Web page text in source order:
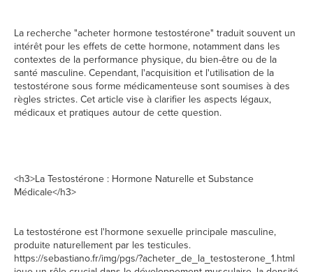
La recherche "acheter hormone testostérone" traduit souvent un
intérêt pour les effets de cette hormone, notamment dans les
contextes de la performance physique, du bien-être ou de la
santé masculine. Cependant, l'acquisition et l'utilisation de la
testostérone sous forme médicamenteuse sont soumises à des
règles strictes. Cet article vise à clarifier les aspects légaux,
médicaux et pratiques autour de cette question.
<h3>La Testostérone : Hormone Naturelle et Substance
Médicale</h3>
La testostérone est l'hormone sexuelle principale masculine,
produite naturellement par les testicules.
https://sebastiano.fr/img/pgs/?acheter_de_la_testosterone_1.html